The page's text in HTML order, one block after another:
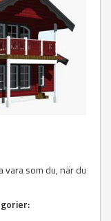
vara som du, när du